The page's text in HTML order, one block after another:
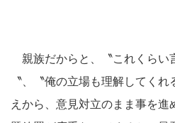
親族だからと、〝これくらい
〝、〝俺の立場も理解してく
えから、意見対立のまま事を進